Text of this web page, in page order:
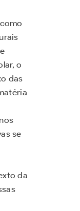
o
das
se
da